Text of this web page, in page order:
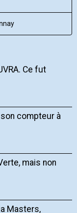
Ce fut
son compteur à
mais non
Masters,